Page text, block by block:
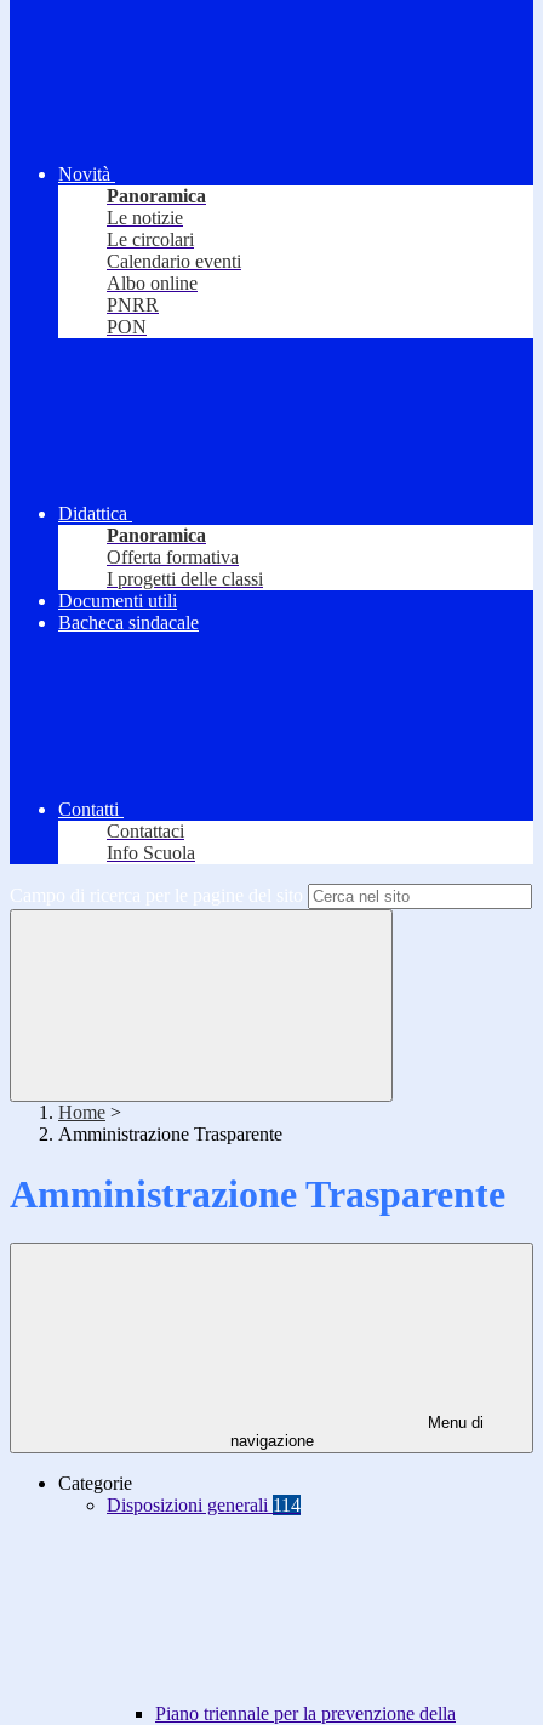
Novità
Panoramica
Le notizie
Le circolari
Calendario eventi
Albo online
PNRR
PON
Didattica
Panoramica
Offerta formativa
I progetti delle classi
Documenti utili
Bacheca sindacale
Contatti
Contattaci
Info Scuola
Campo di ricerca per le pagine del sito
Home >
Amministrazione Trasparente
Amministrazione Trasparente
Menu di
navigazione
Categorie
Disposizioni generali 114
Piano triennale per la prevenzione della